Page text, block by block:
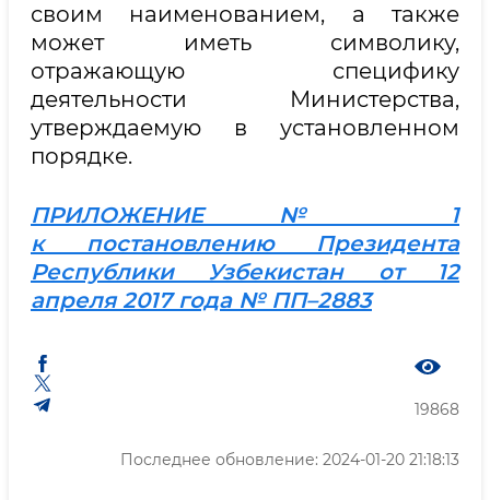
своим наименованием, а также
может иметь символику,
отражающую специфику
деятельности Министерства,
утверждаемую в установленном
порядке.
ПРИЛОЖЕНИЕ № 1
к постановлению Президента
Республики Узбекистан от 12
апреля 2017 года № ПП–2883
19868
Последнее обновление: 2024-01-20 21:18:13